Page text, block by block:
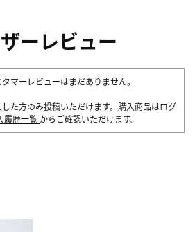
ーレビュー
マーレビューはまだありません。
た方のみ投稿いただけます。購入商品はログ
履歴一覧 からご確認いただけます。